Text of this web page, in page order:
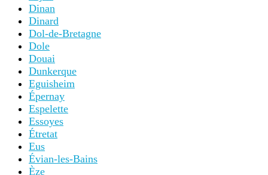
Dinan
Dinard
Dol-de-Bretagne
Dole
Douai
Dunkerque
Eguisheim
Épernay
Espelette
Essoyes
Étretat
Eus
Évian-les-Bains
Èze